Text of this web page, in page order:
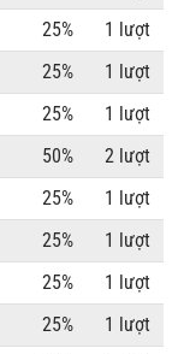
25%
1 lượt
25%
1 lượt
25%
1 lượt
50%
2 lượt
25%
1 lượt
25%
1 lượt
25%
1 lượt
25%
1 lượt